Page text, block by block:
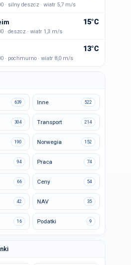
· silny deszcz · wiatr 5,7 m/s
15°C
· deszcz · wiatr 1,3 m/s
13°C
· pochmurno · wiatr 8,0 m/s
639 Inne 522
304 Transport 214
190 Norwegia 152
94 Praca 74
66 Ceny 54
42 NAV 35
16 Podatki 9